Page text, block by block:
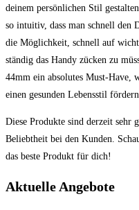
deinem persönlichen Stil‌
so ​intuitiv, dass man schnell den
die Möglichkeit, schnell auf
ständig das Handy zücken zu
44mm ein absolutes Must-Have,
einen⁣ gesunden Lebensstil‍
Diese Produkte sind derzeit sehr​
Beliebtheit bei den Kunden.
das ⁣beste Produkt​ für dich!
Aktuelle Angebote